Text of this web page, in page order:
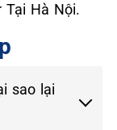
Tại Hà Nội.
sao lại